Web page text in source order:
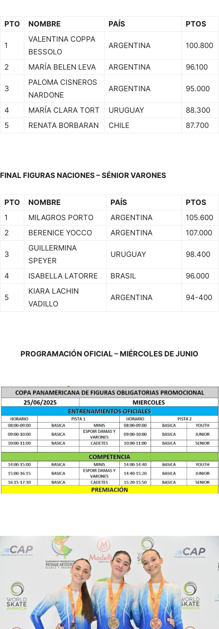
PTO NOMBRE PAÍS PTOS
1
VALENTINA COPPA
BESSOLO
ARGENTINA 100.800
2 MARÍA BELEN LEVA ARGENTINA 96.100
3
PALOMA CISNEROS
NARDONE
ARGENTINA 95.000
4 MARÍA CLARA TORT URUGUAY
88.300
5
RENATA BORBARAN CHILE 87.700
FINAL FIGURAS NACIONES – SÉNIOR VARONES
PTO NOMBRE PAÍS
PTOS
1
MILAGROS PORTO ARGENTINA
105.600
2
BERENICE YOCCO ARGENTINA 107.000
3
GUILLERMINA
SPEYER
URUGUAY 98.400
4 ISABELLA LATORRE BRASIL 96.000
5
KIARA LACHIN
VADILLO
ARGENTINA 94-400
PROGRAMACIÓN OFICIAL – MIÉRCOLES DE JUNIO